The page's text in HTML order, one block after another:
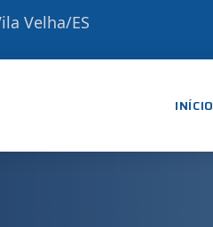
Velha/ES
INÍCIO